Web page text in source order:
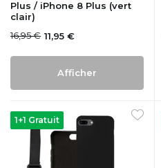
Plus / iPhone 8 Plus (vert
clair)
16,95 € 11,95 €
Afficher
1+1 Gratuit